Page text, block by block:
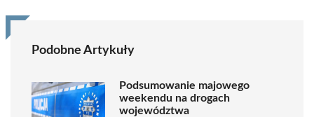
Podobne Artykuły
Podsumowanie majowego
weekendu na drogach
województwa